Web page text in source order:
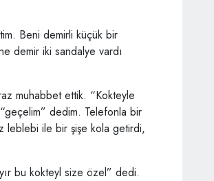
Beni demirli küçük bir
demir iki sandalye vardı
muhabbet ettik. “Kokteyle
dedim. Telefonla bir
leblebi ile bir şişe kola getirdi,
bu kokteyl size özel” dedi.